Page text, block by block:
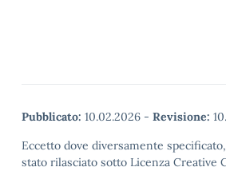
Pubblicato: 10.02.2026 - Revisione:
Eccetto dove diversamente
stato rilasciato sotto Licenza Creative